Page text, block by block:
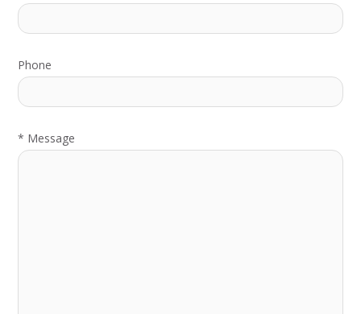
Phone
* Message